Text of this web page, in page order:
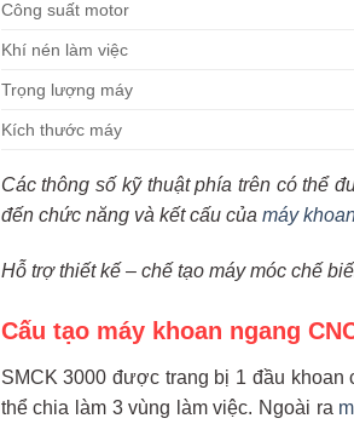
Công suất motor
Khí nén làm việc
Trọng lượng máy
Kích thước máy
Các thông số kỹ thuật phía trên có thể
đến chức năng và kết cấu của máy
Hỗ trợ thiết kế – chế tạo máy móc chế
Cấu tạo máy khoan ngang
SMCK 3000 được trang bị 1 đầu
thể chia làm 3 vùng làm việc. Ngoài ra